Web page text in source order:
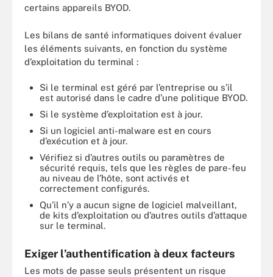
certains appareils BYOD.
Les bilans de santé informatiques doivent évaluer
les éléments suivants, en fonction du système
d’exploitation du terminal :
Si le terminal est géré par l’entreprise ou s’il
est autorisé dans le cadre d’une politique BYOD.
Si le système d’exploitation est à jour.
Si un logiciel anti-malware est en cours
d’exécution et à jour.
Vérifiez si d’autres outils ou paramètres de
sécurité requis, tels que les règles de pare-feu
au niveau de l’hôte, sont activés et
correctement configurés.
Qu’il n’y a aucun signe de logiciel malveillant,
de kits d’exploitation ou d’autres outils d’attaque
sur le terminal.
Exiger l’authentification à deux facteurs
Les mots de passe seuls présentent un risque